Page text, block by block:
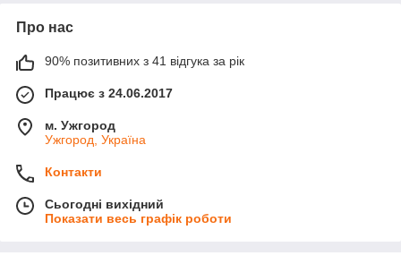
Про нас
90% позитивних з 41 відгука за рік
Працює з 24.06.2017
м. Ужгород
Ужгород, Україна
Контакти
Сьогодні вихідний
Показати весь графік роботи